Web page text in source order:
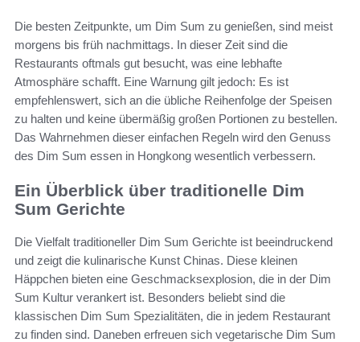
Die besten Zeitpunkte, um Dim Sum zu genießen, sind meist
morgens bis früh nachmittags. In dieser Zeit sind die
Restaurants oftmals gut besucht, was eine lebhafte
Atmosphäre schafft. Eine Warnung gilt jedoch: Es ist
empfehlenswert, sich an die übliche Reihenfolge der Speisen
zu halten und keine übermäßig großen Portionen zu bestellen.
Das Wahrnehmen dieser einfachen Regeln wird den Genuss
des Dim Sum essen in Hongkong wesentlich verbessern.
Ein Überblick über traditionelle Dim
Sum Gerichte
Die Vielfalt traditioneller Dim Sum Gerichte ist beeindruckend
und zeigt die kulinarische Kunst Chinas. Diese kleinen
Häppchen bieten eine Geschmacksexplosion, die in der Dim
Sum Kultur verankert ist. Besonders beliebt sind die
klassischen Dim Sum Spezialitäten, die in jedem Restaurant
zu finden sind. Daneben erfreuen sich vegetarische Dim Sum